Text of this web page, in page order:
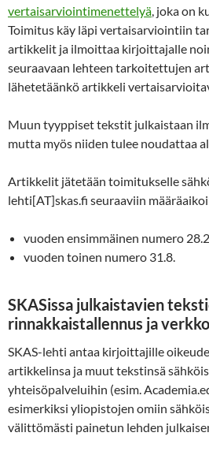
vertaisarviointimenettelyä , joka on
Toimitus käy läpi vertaisarviointiin
artikkelit ja ilmoittaa kirjoittajalle
seuraavaan lehteen tarkoitettujen
lähetetäänkö artikkeli
Muun tyyppiset tekstit julkaistaan
mutta myös niiden tulee noudattaa
Artikkelit jätetään toimitukselle
lehti[AT]skas.fi seuraaviin
vuoden ensimmäinen numero 28.2.
vuoden toinen numero 31.8.
SKASissa julkaistavien
rinnakkaistallennus ja
SKAS-lehti antaa kirjoittajille
artikkelinsa ja muut tekstinsä
yhteisöpalveluihin (esim.
esimerkiksi yliopistojen omiin
välittömästi painetun lehden